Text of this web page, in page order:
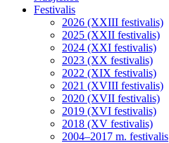
Festivalis
2026 (XXIII festivalis)
2025 (XXII festivalis)
2024 (XXI festivalis)
2023 (XX festivalis)
2022 (XIX festivalis)
2021 (XVIII festivalis)
2020 (XVII festivalis)
2019 (XVI festivalis)
2018 (XV festivalis)
2004–2017 m. festivalis